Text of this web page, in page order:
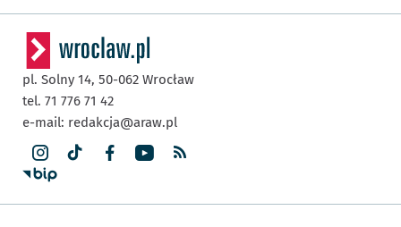
pl. Solny 14, 50-062 Wrocław
tel. 71 776 71 42
e-mail: redakcja@araw.pl